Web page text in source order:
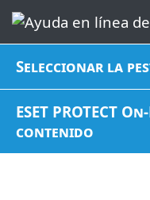
Seleccionar la
ESET PROTECT
contenido